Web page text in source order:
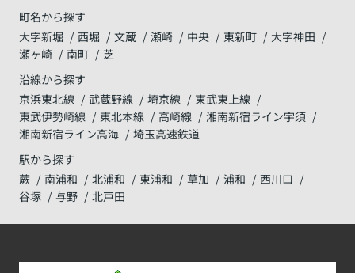
町名から探す
大字新堀
西堀 文蔵 瀬崎 中央 東新町
大字神田
瀬ヶ崎
南町
芝
沿線から探す
京浜東北線
武蔵野線 埼京線
東武東上線
東武伊勢崎線
東北本線 高崎線
湘南新宿ライン宇須
湘南新宿ライン高海
埼玉高速鉄道
駅から探す
蕨
南浦和 北浦和 東浦和 草加 浦和
西川口
谷塚
与野 北戸田